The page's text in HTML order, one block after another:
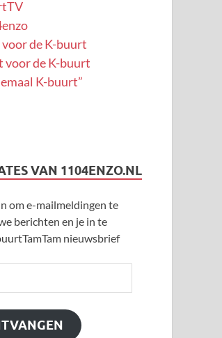
de K-buurt
voor de K-buurt
K-buurt”
VAN 1104ENZO.NL
om e-mailmeldingen te
berichten en je in te
nieuwsbrief